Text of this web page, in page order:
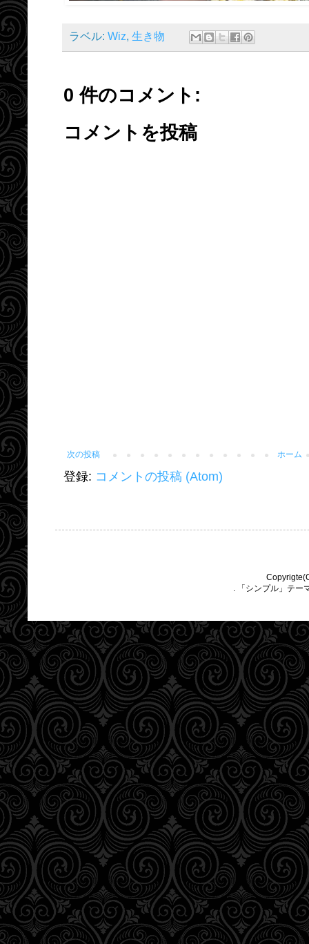
ラベル: Wiz, 生き物
0 件のコメント:
コメントを投稿
次の投稿 ホーム
登録: コメントの投稿 (Atom)
. 「シンプル」テー